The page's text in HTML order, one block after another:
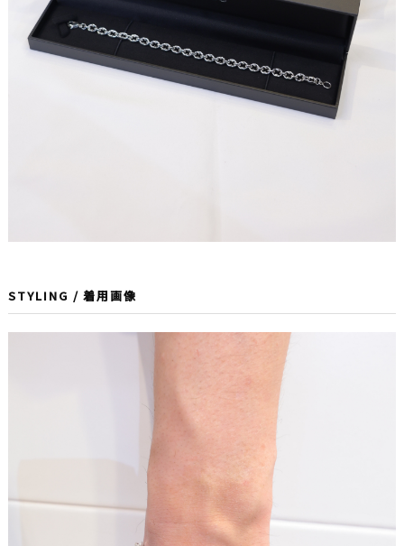
STYLING / 着用画像